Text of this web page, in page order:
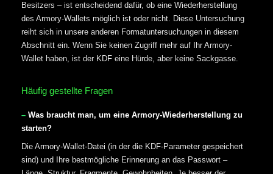
Besitzers – ist entscheidend dafür, ob eine Wiederherstellung
des Armory-Wallets möglich ist oder nicht. Diese Untersuchung
reiht sich in unsere anderen Formatuntersuchungen in diesem
Abschnitt ein. Wenn Sie keinen Zugriff mehr auf Ihr Armory-
Wallet haben, ist der KDF eine Hürde, aber keine Sackgasse.
Häufig gestellte Fragen
Was braucht man, um eine Armory-Wiederherstellung zu
starten?
Die Armory-Wallet-Datei (in der die KDF-Parameter gespeichert
sind) und Ihre bestmögliche Erinnerung an das Passwort –